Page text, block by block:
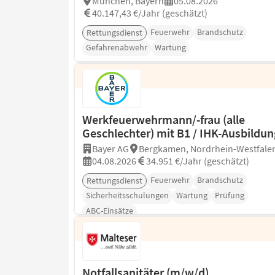
40.147,43 €/Jahr (geschätzt)
Rettungsdienst Feuerwehr
Brandschutz
Gefahrenabwehr
Wartung
Werkfeuerwehrmann/-frau (alle
Geschlechter) mit B1 / IHK-
Bayer AG
Bergkamen, Nordrhein-
04.08.2026
34.951 €/Jahr (geschätzt)
Rettungsdienst Feuerwehr
Brandschutz
Sicherheitsschulungen
Wartung
Prüfung
ABC-Einsätze